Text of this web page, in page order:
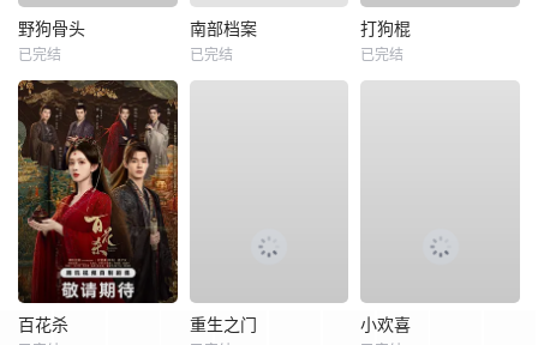
野狗骨头
已完结
南部档案
已完结
打狗棍
已完结
百花杀 重生之门 小欢喜